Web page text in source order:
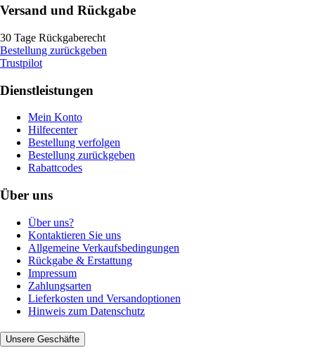
Versand und Rückgabe
30 Tage Rückgaberecht
Bestellung zurückgeben
Trustpilot
Dienstleistungen
Mein Konto
Hilfecenter
Bestellung verfolgen
Bestellung zurückgeben
Rabattcodes
Über uns
Über uns?
Kontaktieren Sie uns
Allgemeine Verkaufsbedingungen
Rückgabe & Erstattung
Impressum
Zahlungsarten
Lieferkosten und Versandoptionen
Hinweis zum Datenschutz
Unsere Geschäfte